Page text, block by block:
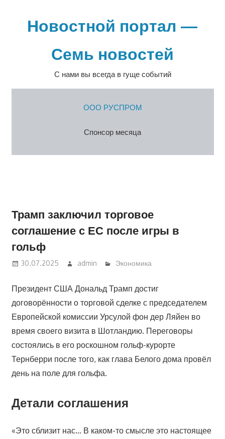
содержимомуНовостной портал —
Семь новостей
С нами вы всегда в гуще событий
ООО РУСПРОМ
Спонсор месяца
Трамп заключил торговое
соглашение с ЕС после игры в
гольф
30.07.2025 admin Экономика
Президент США Дональд Трамп достиг
договорённости о торговой сделке с председателем
Европейской комиссии Урсулой фон дер Ляйен во
время своего визита в Шотландию. Переговоры
состоялись в его роскошном гольф-курорте
Тернберри после того, как глава Белого дома провёл
день на поле для гольфа.
Детали соглашения
«Это сблизит нас… В каком-то смысле это настоящее